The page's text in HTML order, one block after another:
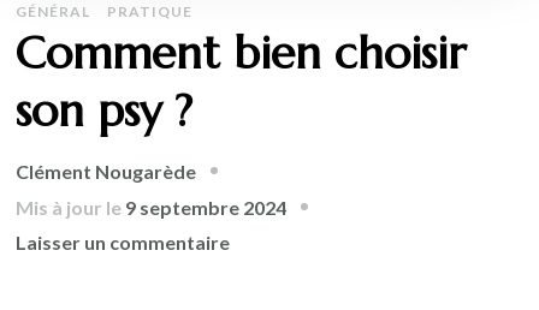
GÉNÉRAL PRATIQUE
Comment bien choisir
son psy ?
Clément Nougarède
Mis à jour le 9 septembre 2024
Laisser un commentaire